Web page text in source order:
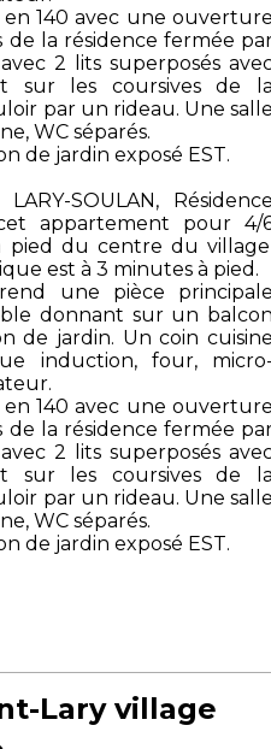
140 avec une
de la résidence fermée
2 lits superposés
sur les coursives de
par un rideau. Une
WC séparés.
de jardin exposé EST.
SOULAN,
appartement pour 4/
pied du centre du
est à 3 minutes à pied.
une pièce
donnant sur un
de jardin. Un coin
induction, four,
140 avec une
de la résidence fermée
2 lits superposés
sur les coursives de
par un rideau. Une
WC séparés.
de jardin exposé EST.
Lary village